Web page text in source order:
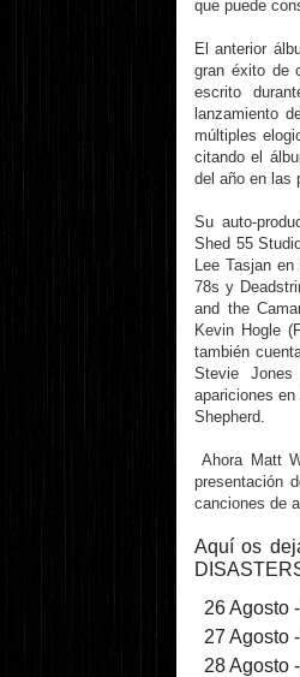
que puede
El anterior
gran éxito de
escrito
lanzamiento
múltiples
citando el
del año en las
Su auto-
Shed 55
Lee Tasjan
78s y
and the
Kevin Hogle
también
Stevie
apariciones
Shepherd.
Ahora Matt
presentación
canciones de
Aquí os
26 Agosto
27 Agosto
28 Agosto